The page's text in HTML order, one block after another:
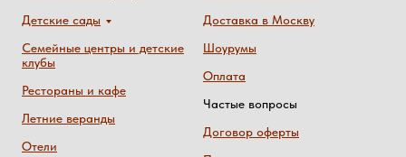
Детские сады
Семейные центры и детские
клубы
Рестораны и кафе
Летние веранды
Отели
Доставка в Москву
Шоурумы
Оплата
Частые вопросы
Договор оферты